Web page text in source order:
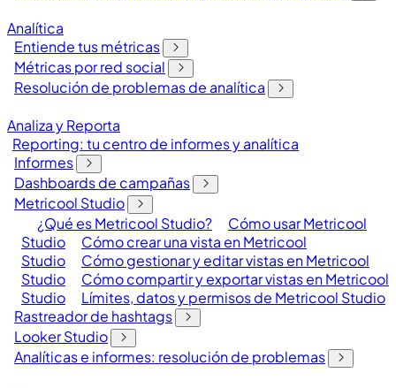
Analítica
Entiende tus métricas
Métricas por red social
Resolución de problemas de analítica
Analiza y Reporta
Reporting: tu centro de informes y analítica
Informes
Dashboards de campañas
Metricool Studio
¿Qué es Metricool Studio?
Cómo usar Metricool
Studio
Cómo crear una vista en Metricool
Studio
Cómo gestionar y editar vistas en Metricool
Studio
Cómo compartir y exportar vistas en Metricool
Studio
Límites, datos y permisos de Metricool Studio
Rastreador de hashtags
Looker Studio
Analíticas e informes: resolución de problemas